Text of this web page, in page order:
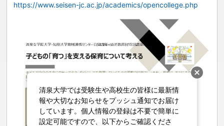
https://www.seisen-jc.ac.jp/academics/opencollege.php
清泉大学では受験生や高校生の皆様に最新情
報や大切なお知らせをプッシュ通知でお届け
しています。個人情報の登録は不要で簡単に
設定可能ですので、以下からご確認くださ